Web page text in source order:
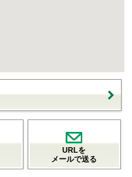
URLを
メールで送る